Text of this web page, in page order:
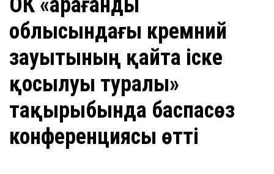
облысындағы кремний
зауытының қайта іске
қосылуы туралы»
тақырыбында баспасөз
конференциясы өтті